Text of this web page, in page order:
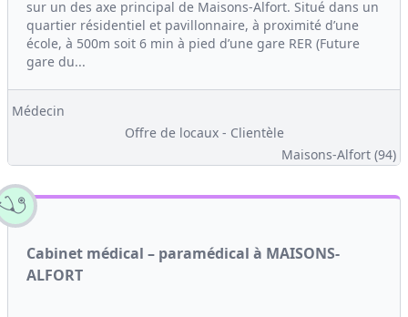
sur un des axe principal de Maisons-Alfort. Situé dans un
quartier résidentiel et pavillonnaire, à proximité d’une
école, à 500m soit 6 min à pied d’une gare RER (Future
gare du...
Médecin
Offre de locaux - Clientèle
Maisons-Alfort (94)
Cabinet médical – paramédical à MAISONS-
ALFORT